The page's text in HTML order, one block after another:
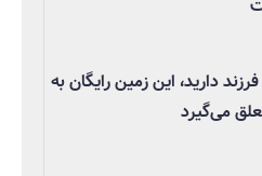
اگر ۳ فرزند دارید، این زمین رایگان به
می‌گیرد